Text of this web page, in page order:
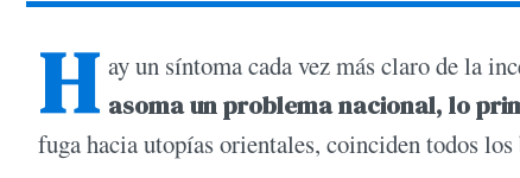
H ay un síntoma cada vez más claro de la
asoma un problema nacional, lo
fuga hacia utopías orientales, coinciden todos